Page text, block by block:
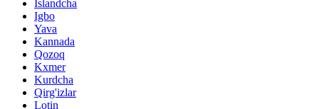
Islandcha
Igbo
Yava
Kannada
Qozoq
Kxmer
Kurdcha
Qirg'izlar
Lotin